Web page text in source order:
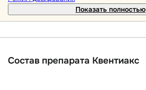
Показать полностью
Состав препарата Квентиакс